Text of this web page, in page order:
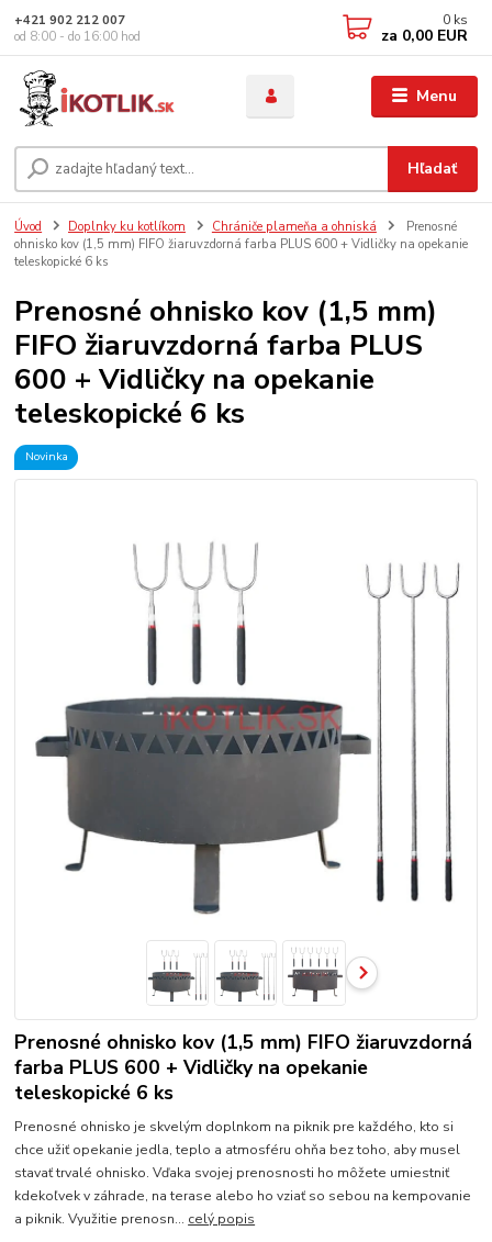
Menu
Hľadať
+421 902 212 007
od 8:00 - do 16:00 hod
0 ks
za 0,00 EUR
Úvod Doplnky ku kotlíkom Chrániče plameňa a ohniská
Prenosné
ohnisko kov (1,5 mm) FIFO žiaruvzdorná farba PLUS 600 + Vidličky na opekanie
teleskopické 6 ks
Prenosné ohnisko kov (1,5 mm)
FIFO žiaruvzdorná farba PLUS
600 + Vidličky na opekanie
teleskopické 6 ks
Novinka
Prenosné ohnisko kov (1,5 mm) FIFO žiaruvzdorná
farba PLUS 600 + Vidličky na opekanie
teleskopické 6 ks
Prenosné ohnisko je skvelým doplnkom na piknik pre každého, kto si
chce užiť opekanie jedla, teplo a atmosféru ohňa bez toho, aby musel
stavať trvalé ohnisko. Vďaka svojej prenosnosti ho môžete umiestniť
kdekoľvek v záhrade, na terase alebo ho vziať so sebou na kempovanie
a piknik. Využitie prenosn... celý popis